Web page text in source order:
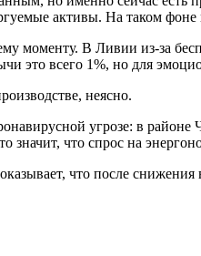
активы. На таком
моменту. В Ливии из-за
это всего 1%, но для
неясно.
угрозе: в
значит, что спрос на
что после